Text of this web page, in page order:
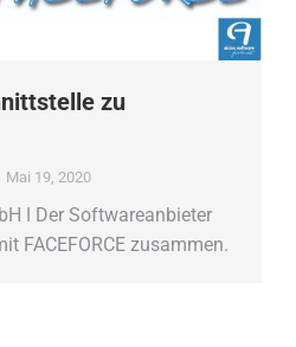
zu
Mai 19, 2020
ǀ Der Softwareanbieter
FACEFORCE zusammen.